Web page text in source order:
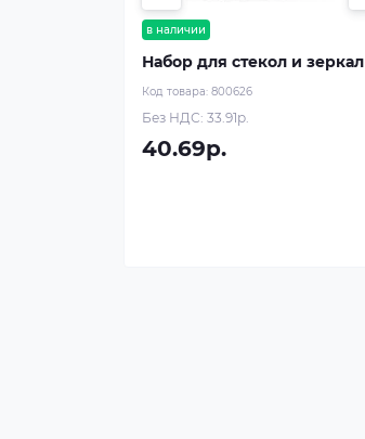
в наличии
Набор для стекол и зеркал
Код товара: 800626
Без НДС: 33.91р.
40.69р.